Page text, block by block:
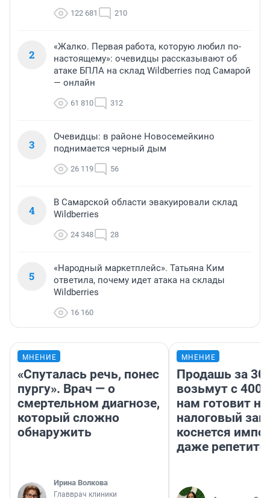
122 681 210
2
«Жалко. Первая работа, которую любил по-
настоящему»: очевидцы рассказывают об
атаке БПЛА на склад Wildberries под Самарой
— онлайн
61 810 312
3
Очевидцы: в районе Новосемейкино
поднимается черный дым
26 119 56
4
В Самарской области эвакуировали склад
Wildberries
24 348 28
5
«Народный маркетплейс». Татьяна Ким
ответила, почему идет атака на склады
Wildberries
16 160
МНЕНИЕ
«Спуталась речь, понес
пургу». Врач — о
смертельном диагнозе,
который сложно
обнаружить
Ирина Волкова
Главврач клиники
МНЕНИЕ
Продашь за
возьмут с
нам готовит
налоговый
коснется
даже